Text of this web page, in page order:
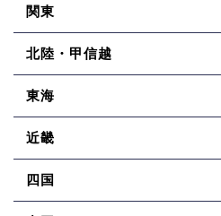
関東
北陸・甲信越
東海
近畿
四国